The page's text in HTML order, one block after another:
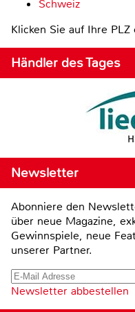
Schweiz
Klicken Sie auf Ihre
Händler des Tages
Newsletter
Abonniere den
über neue Magazine,
Gewinnspiele, neue
unserer Partner.
Newsletter abbestellen